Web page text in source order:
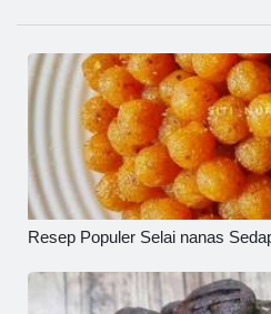
Resep Populer Selai nanas